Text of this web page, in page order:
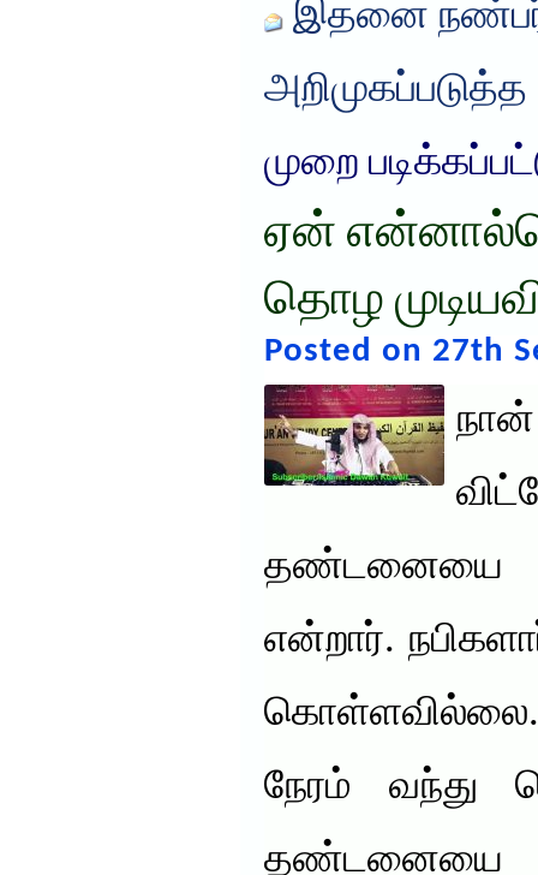
இதனை
அறிமுகப்படுத்த
முறை
ஏன்
தொழ
Posted on 27th
தண்டனையை
என்றார்.
நேரம் வந்து